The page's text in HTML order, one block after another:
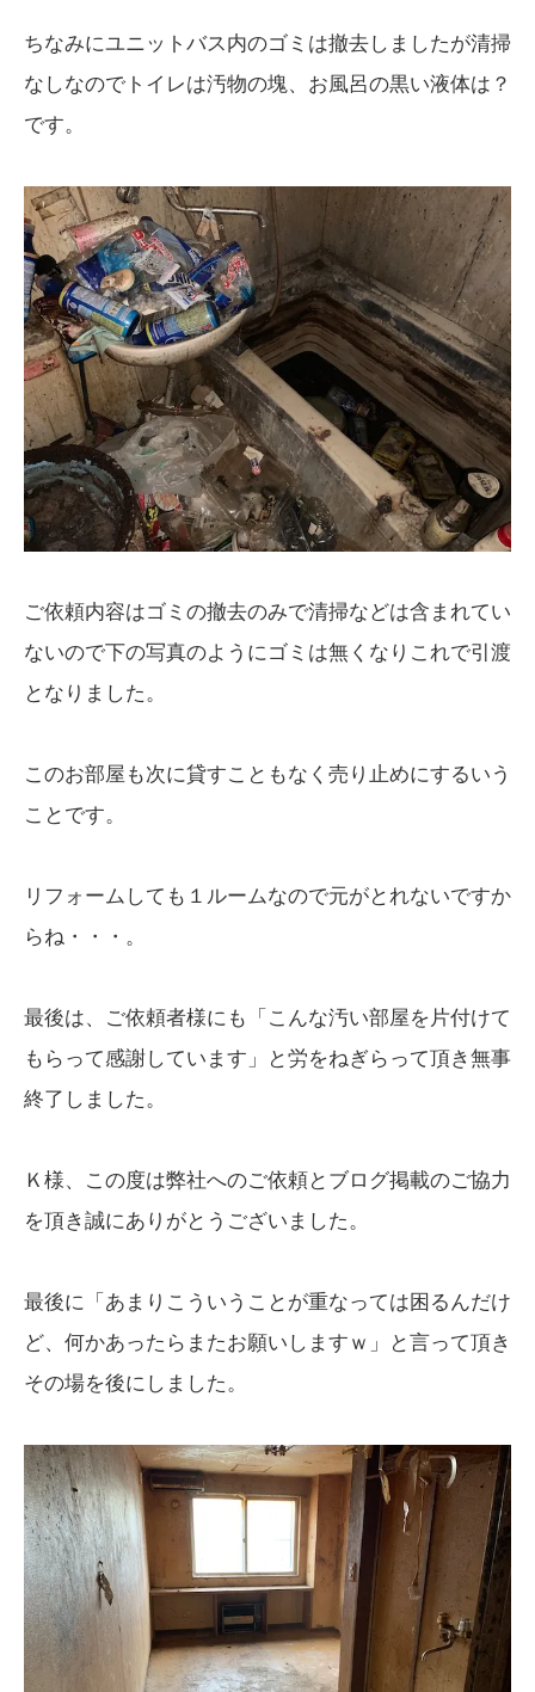
ちなみにユニットバス内のゴミは撤去しましたが清掃
なしなのでトイレは汚物の塊、お風呂の黒い液体は？
です。
ご依頼内容はゴミの撤去のみで清掃などは含まれてい
ないので下の写真のようにゴミは無くなりこれで引渡
となりました。
このお部屋も次に貸すこともなく売り止めにするいう
ことです。
リフォームしても１ルームなので元がとれないですか
らね・・・。
最後は、ご依頼者様にも「こんな汚い部屋を片付けて
もらって感謝しています」と労をねぎらって頂き無事
終了しました。
Ｋ様、この度は弊社へのご依頼とブログ掲載のご協力
を頂き誠にありがとうございました。
最後に「あまりこういうことが重なっては困るんだけ
ど、何かあったらまたお願いしますｗ」と言って頂き
その場を後にしました。